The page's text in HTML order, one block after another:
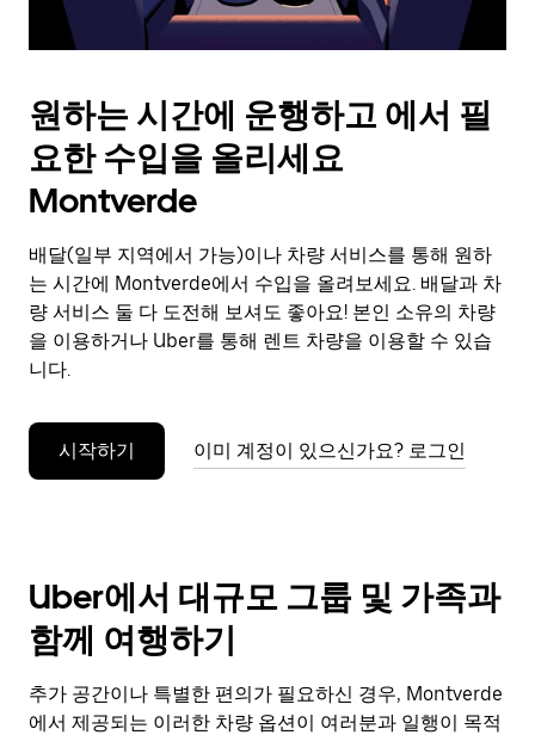
캘
린
더
를
닫
려
면
Esc
키
를
누
세
원하는 시간에 운행하고 에서 필
요한 수입을 올리세요
Montverde
배달(일부 지역에서 가능)이나 차량 서비스를 통해 원하
는 시간에 Montverde에서 수입을 올려보세요. 배달과 차
량 서비스 둘 다 도전해 보셔도 좋아요! 본인 소유의 차량
을 이용하거나 Uber를 통해 렌트 차량을 이용할 수 있습
니다.
시작하기 이미 계정이 있으신가요? 로그인
Uber에서 대규모 그룹 및 가족과
함께 여행하기
추가 공간이나 특별한 편의가 필요하신 경우, Montverde
에서 제공되는 이러한 차량 옵션이 여러분과 일행이 목적